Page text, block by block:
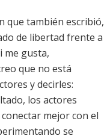
que también escribió,
de libertad frente a
me gusta,
que no está
y decirles:
los actores
mejor con el
se